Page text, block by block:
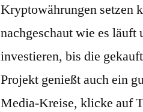
Kryptowährungen setzen
nachgeschaut wie es
investieren, bis die
Projekt genießt auch ein
Media-Kreise, klicke auf